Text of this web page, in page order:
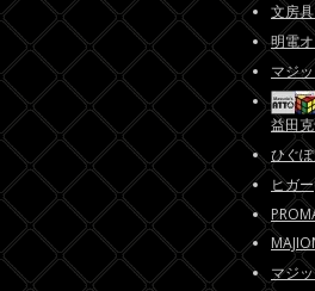
文房
明電
マジ
益田
ひぐ
ヒガ
マジ